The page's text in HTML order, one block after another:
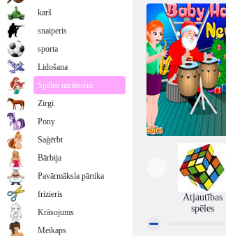
Atjautības
spēles
karš
snaiperis
sporta
Lidošana
Spēles meitenēm
Zirgi
Pony
Saģērbt
Bārbija
Pavārmāksla pārtika
frizieris
Krāsojums
Meikaps